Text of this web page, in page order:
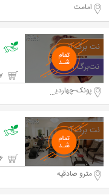
امامت
پونک-چهاردیواری
مترو صادقیه